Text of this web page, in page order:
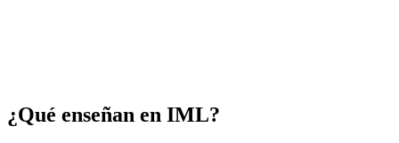
¿Qué enseñan en IML?